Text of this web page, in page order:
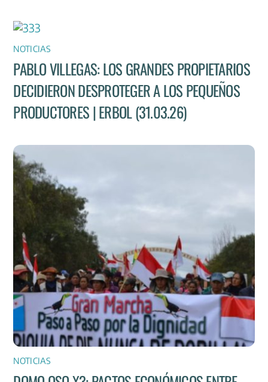
NOTICIAS
PABLO VILLEGAS: LOS GRANDES PROPIETARIOS
DECIDIERON DESPROTEGER A LOS PEQUEÑOS
PRODUCTORES | ERBOL (31.03.26)
NOTICIAS